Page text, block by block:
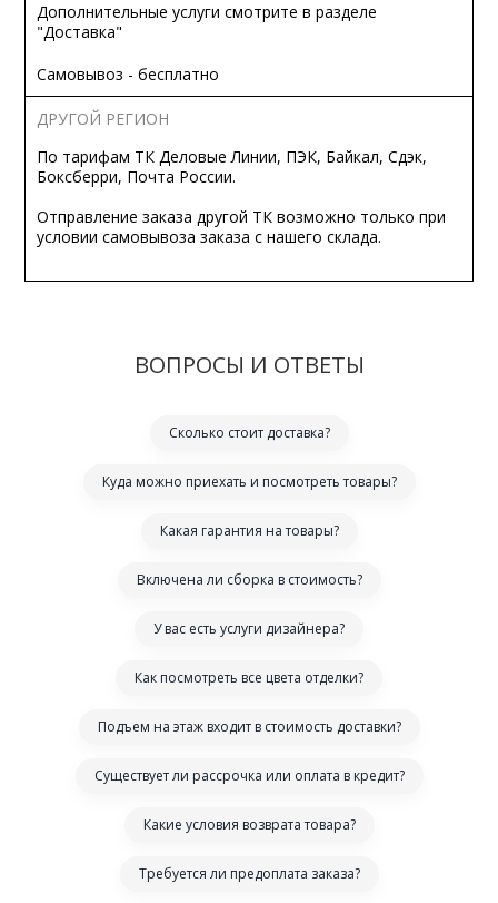
Дополнительные услуги смотрите в разделе
"Доставка"
Самовывоз - бесплатно
ДРУГОЙ РЕГИОН
По тарифам ТК Деловые Линии, ПЭК, Байкал, Сдэк,
Боксберри, Почта России.
Отправление заказа другой ТК возможно только при
условии самовывоза заказа с нашего склада.
ВОПРОСЫ И ОТВЕТЫ
Сколько стоит доставка?
Куда можно приехать и посмотреть товары?
Какая гарантия на товары?
Включена ли сборка в стоимость?
У вас есть услуги дизайнера?
Как посмотреть все цвета отделки?
Подъем на этаж входит в стоимость доставки?
Существует ли рассрочка или оплата в кредит?
Какие условия возврата товара?
Требуется ли предоплата заказа?